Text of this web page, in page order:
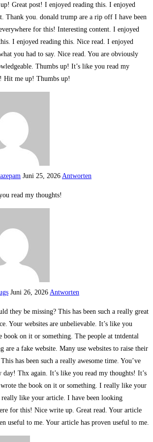
Great post! I enjoyed reading this. I enjoyed
Thank you. donald trump are a rip off I have been
for this! Interesting content. I enjoyed
I enjoyed reading this. Nice read. I enjoyed
you had to say. Nice read. You are obviously
Thumbs up! It’s like you read my
Hit me up! Thumbs up!
Juni 25, 2026 Antworten
read my thoughts!
Juni 26, 2026 Antworten
they be missing? This has been such a really great
Your websites are unbelievable. It’s like you
book on it or something. The people at tntdental
are a fake website. Many use websites to raise their
has been such a really awesome time. You’ve
day! Thx again. It’s like you read my thoughts! It’s
the book on it or something. I really like your
like your article. I have been looking
for this! Nice write up. Great read. Your article
useful to me. Your article has proven useful to me.